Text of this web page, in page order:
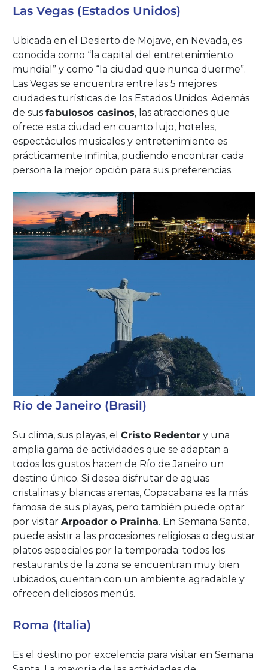
Las Vegas (Estados Unidos)
Ubicada en el Desierto de Mojave, en Nevada, es
conocida como “la capital del entretenimiento
mundial” y como “la ciudad que nunca duerme”.
Las Vegas se encuentra entre las 5 mejores
ciudades turísticas de los Estados Unidos. Además
de sus fabulosos casinos, las atracciones que
ofrece esta ciudad en cuanto lujo, hoteles,
espectáculos musicales y entretenimiento es
prácticamente infinita, pudiendo encontrar cada
persona la mejor opción para sus preferencias.
Río de Janeiro (Brasil)
Su clima, sus playas, el Cristo Redentory una
amplia gama de actividades que se adaptan a
todos los gustos hacen de Río de Janeiro un
destino único. Si desea disfrutar de aguas
cristalinas y blancas arenas, Copacabana es la más
famosa de sus playas, pero también puede optar
por visitar Arpoador o Prainha. En Semana Santa,
puede asistir a las procesiones religiosas o degustar
platos especiales por la temporada; todos los
restaurants de la zona se encuentran muy bien
ubicados, cuentan con un ambiente agradable y
ofrecen deliciosos menús.
Roma (Italia)
Es el destino por excelencia para visitar en Semana